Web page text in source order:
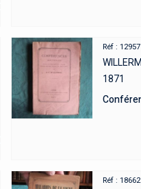
Réf : 12957
1871
Réf : 18662